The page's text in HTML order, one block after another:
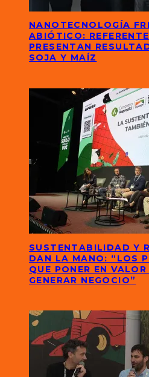
NANOTECNOLOGÍA
ABIÓTICO:
PRESENTAN
SOJA Y MAÍZ
SUSTENTABILIDAD Y
DAN LA MANO: “LOS
QUE PONER EN
GENERAR NEGOCIO”